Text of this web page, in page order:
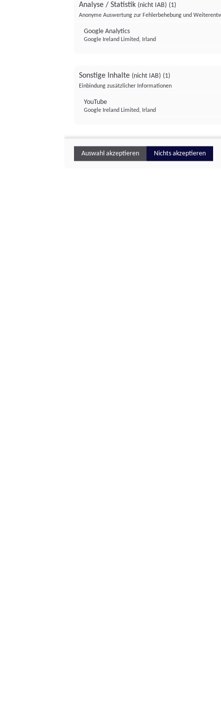
Analyse / Statistik (nicht IAB) (1)
Anonyme Auswertung zur Fehlerbehebung und
Google Analytics
Google Ireland Limited, Irland
Sonstige Inhalte (nicht IAB) (1)
Einbindung zusätzlicher Informationen
YouTube
Google Ireland Limited, Irland
Auswahl akzeptieren Nichts akzeptieren